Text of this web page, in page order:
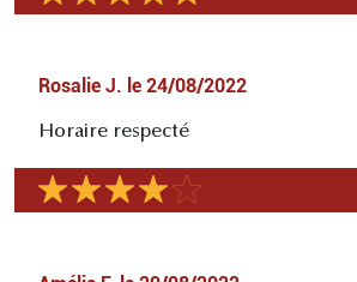
Rosalie J. le 24/08/2022
Horaire respecté